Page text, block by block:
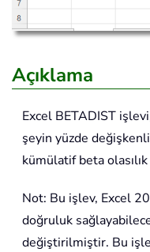
Açıklama
Excel BETADIST
şeyin yüzde
kümülatif beta
Not: Bu işlev, Excel
doğruluk
değiştirilmiştir. Bu